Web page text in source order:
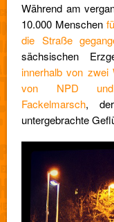
Während am
10.000 Menschen
die Straße
sächsischen
innerhalb von zwei
von NPD und
Fackelmarsch,
untergebrachte